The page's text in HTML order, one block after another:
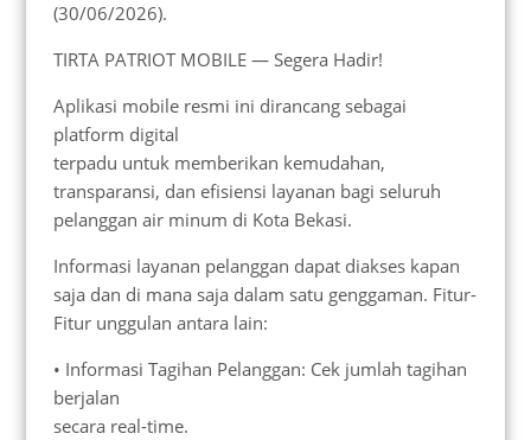
(30/06/2026).
TIRTA PATRIOT MOBILE — Segera Hadir!
Aplikasi mobile resmi ini dirancang sebagai
platform digital
terpadu untuk memberikan kemudahan,
transparansi, dan efisiensi layanan bagi seluruh
pelanggan air minum di Kota Bekasi.
Informasi layanan pelanggan dapat diakses kapan
saja dan di mana saja dalam satu genggaman. Fitur-
Fitur unggulan antara lain:
• Informasi Tagihan Pelanggan: Cek jumlah tagihan
berjalan
secara real-time.